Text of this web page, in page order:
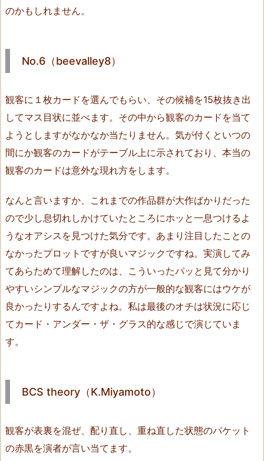
s
a
t
o
（J
n
i
c
h
i
A
k
動
り
1
のかもしれません。
No.6（beevalley8）
観客に１枚カードを選んでもらい、その候補を15枚抜き出
してマス目状に並べます。その中から観客のカードを当て
ようとしますがなかなか当たりません。気が付くといつの
間にか観客のカードがテーブル上に示されており、本当の
観客のカードは意外な現れ方をします。
なんと言いますか、これまでの作品群が大作ばかりだった
ので少し息切れしかけていたところにホッと一息つけるよ
うなオアシスを見つけた気分です。あまり注目したことの
なかったプロットですが良いマジックですね。実演してみ
てあらためて理解したのは、こういったパッと見て分かり
やすいシンプルなマジックの方が一般的な観客にはウケが
良かったりするんですよね。私は最後のオチは状況に応じ
てカード・アンダー・ザ・グラス的な感じで演じていま
す。
BCS theory（K.Miyamoto）
観客が表裏を混ぜ、配り直し、重ね直した状態のパケット
の赤黒を演者が言い当てます。